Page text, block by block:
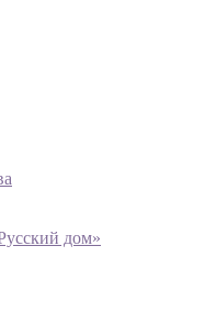
дом»